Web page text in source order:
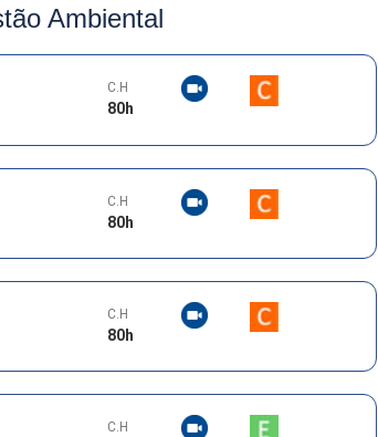
Ambiental
C.H
80h
C.H
80h
C.H
80h
C.H